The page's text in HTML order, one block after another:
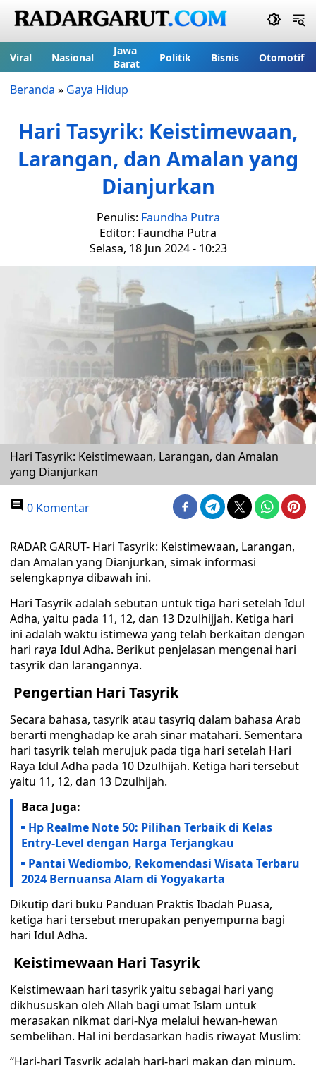
Viral Nasional
Jawa
Barat
Politik Bisnis Otomotif
Beranda » Gaya Hidup
Hari Tasyrik: Keistimewaan,
Larangan, dan Amalan yang
Dianjurkan
Penulis: Faundha Putra
Editor: Faundha Putra
Selasa, 18 Jun 2024 - 10:23
Hari Tasyrik: Keistimewaan, Larangan, dan Amalan
yang Dianjurkan
0 Komentar
RADAR GARUT- Hari Tasyrik: Keistimewaan, Larangan,
dan Amalan yang Dianjurkan, simak informasi
selengkapnya dibawah ini.
Hari Tasyrik adalah sebutan untuk tiga hari setelah Idul
Adha, yaitu pada 11, 12, dan 13 Dzulhijjah. Ketiga hari
ini adalah waktu istimewa yang telah berkaitan dengan
hari raya Idul Adha. Berikut penjelasan mengenai hari
tasyrik dan larangannya.
Pengertian Hari Tasyrik
Secara bahasa, tasyrik atau tasyriq dalam bahasa Arab
berarti menghadap ke arah sinar matahari. Sementara
hari tasyrik telah merujuk pada tiga hari setelah Hari
Raya Idul Adha pada 10 Dzulhijah. Ketiga hari tersebut
yaitu 11, 12, dan 13 Dzulhijah.
Baca Juga:
Hp Realme Note 50: Pilihan Terbaik di Kelas
Entry-Level dengan Harga Terjangkau
Pantai Wediombo, Rekomendasi Wisata Terbaru
2024 Bernuansa Alam di Yogyakarta
Dikutip dari buku Panduan Praktis Ibadah Puasa,
ketiga hari tersebut merupakan penyempurna bagi
hari Idul Adha.
Keistimewaan Hari Tasyrik
Keistimewaan hari tasyrik yaitu sebagai hari yang
dikhususkan oleh Allah bagi umat Islam untuk
merasakan nikmat dari-Nya melalui hewan-hewan
sembelihan. Hal ini berdasarkan hadis riwayat Muslim:
“Hari-hari Tasyrik adalah hari-hari makan dan minum,